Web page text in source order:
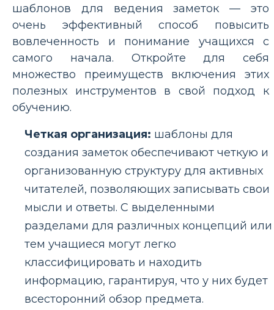
шаблонов для ведения заметок — это
очень эффективный способ повысить
вовлеченность и понимание учащихся с
самого начала. Откройте для себя
множество преимуществ включения этих
полезных инструментов в свой подход к
обучению.
Четкая организация: шаблоны для
создания заметок обеспечивают четкую и
организованную структуру для активных
читателей, позволяющих записывать свои
мысли и ответы. С выделенными
разделами для различных концепций или
тем учащиеся могут легко
классифицировать и находить
информацию, гарантируя, что у них будет
всесторонний обзор предмета.